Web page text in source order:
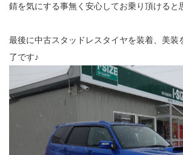
錆を気にする事無く安心してお乗り頂けると
最後に中古スタッドレスタイヤを装着、美装
了です♪